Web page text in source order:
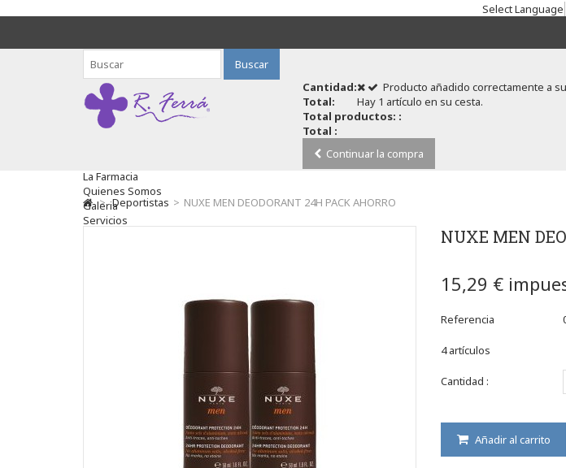
Select Language
Buscar
Producto añadido correctamente a
Cantidad:
Total:
Hay 1 artículo en su cesta.
Total productos: :
Total :
Continuar la compra
La Farmacia
Quienes Somos
Galeria
Servicios
Tratamientos De Noche
> Deportistas > NUXE MEN DEODORANT 24H PACK AHORRO
NUXE MEN
15,29 €
Referencia
4 artículos
Cantidad :
Añadir al carrito